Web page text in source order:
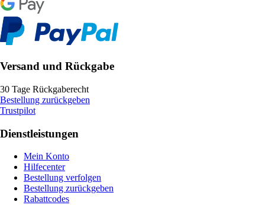
Versand und Rückgabe
30 Tage Rückgaberecht
Bestellung zurückgeben
Trustpilot
Dienstleistungen
Mein Konto
Hilfecenter
Bestellung verfolgen
Bestellung zurückgeben
Rabattcodes